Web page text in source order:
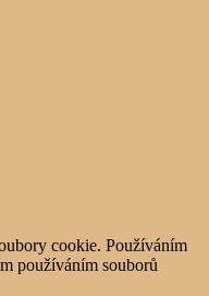
cookie. Používáním
používáním souborů